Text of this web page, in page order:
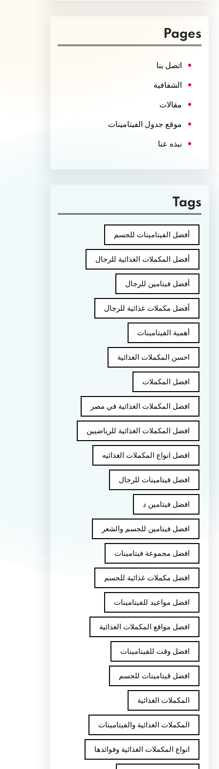
Pages
اتصل بنا
الشفافية
مقالات
موقع جدول الفيتامينات
نبذه عنا
Tags
أفضل الفيتامينات للجسم
أفضل المكملات الغذائية للرجال
أفضل فيتامين للرجال
أفضل مكملات غذائية للرجال
أهمية الفيتامينات
احسن المكملات الغذائية
افضل المكملات
افضل المكملات الغذائية في مصر
افضل المكملات الغذائية للرياضيين
افضل انواع المكملات الغذائيه
افضل فيتامينات للرجال
افضل فيتامين د
افضل فيتامين للجسم والشعر
افضل مجموعة فيتامينات
افضل مكملات غذائية للجسم
افضل مواعيد للفيتامينات
افضل مواقع المكملات الغذائية
افضل وقت للفيتامينات
افضل ڤيتامينات للجسم
المكملات الغذائية
المكملات الغذائية والفيتامينات
انواع المكملات الغذائية وفوائدها